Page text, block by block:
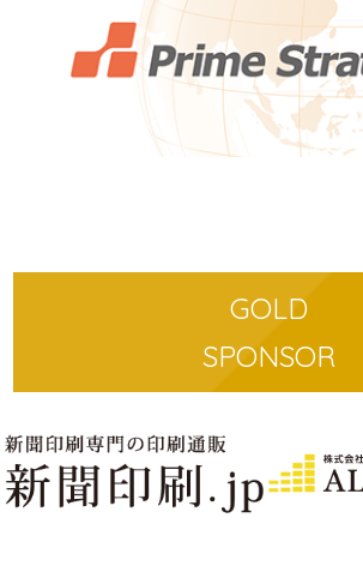
GOLD
SPONSOR